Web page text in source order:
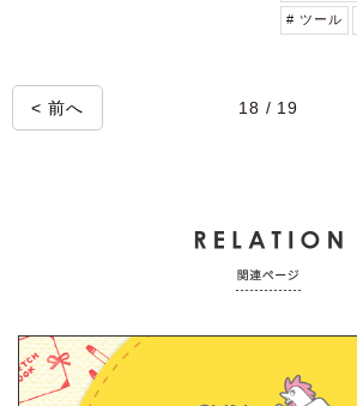
# ツール
< 前へ 18 / 19